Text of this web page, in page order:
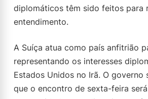
diplomáticos têm sido feitos para
entendimento.
A Suíça atua como país anfitrião
representando os interesses
Estados Unidos no Irã. O governo
que o encontro de sexta-feira